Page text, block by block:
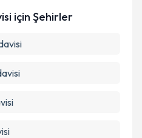
için Şehirler